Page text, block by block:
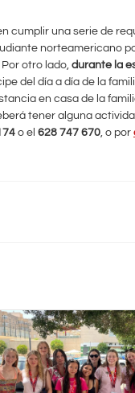
una serie de
norteamericano
otro lado, durante la
del día a día de la
en casa de la
tener alguna
o el 628 747 670, o por